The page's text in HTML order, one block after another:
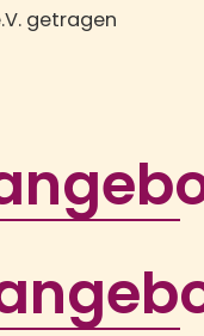
getragen